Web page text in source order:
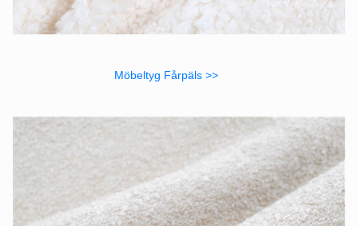
Möbeltyg Fårpäls >>